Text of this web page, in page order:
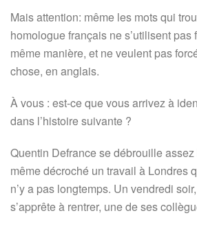
Mais attention: même les mots qui
homologue français ne s’utilisent pas
même manière, et ne veulent pas
chose, en anglais.
À vous : est-ce que vous arrivez à
dans l’histoire suivante ?
Quentin Defrance se débrouille
même décroché un travail à Londres
n’y a pas longtemps. Un vendredi
s’apprête à rentrer, une de ses